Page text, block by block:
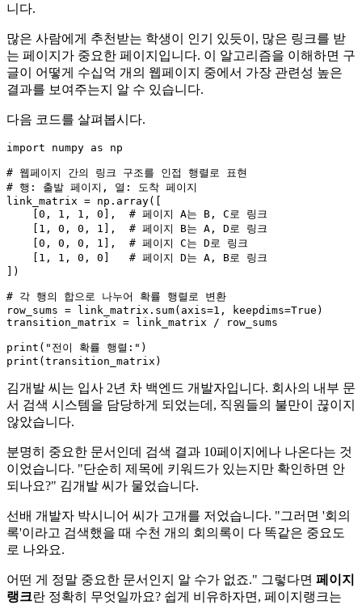
니다.
많은 사람에게 추천받는 학생이 인기 있듯이, 많은 링크를 받
는 페이지가 중요한 페이지입니다. 이 알고리즘을 이해하면 구
글이 어떻게 수십억 개의 웹페이지 중에서 가장 관련성 높은
결과를 보여주는지 알 수 있습니다.
다음 코드를 살펴봅시다.
import numpy as np
# 웹페이지 간의 링크 구조를 인접 행렬로 표현
# 행: 출발 페이지, 열: 도착 페이지
link_matrix = np.array([
0 , 1 , 1 , 0 ], # 페이지 A는 B, C로 링크
1 , 0 , 0 , 1 ], # 페이지 B는 A, D로 링크
0 , 0 , 0 , 1 ], # 페이지 C는 D로 링크
1 , 1 , 0 , 0
# 페이지 D는 A, B로 링크
])
# 각 행의 합으로 나누어 확률 행렬로 변환
row_sums = link_matrix. sum(axis=1 , keepdims=True )
transition_matrix = link_matrix / row_sums
print ( "전이 확률 행렬:"
print
김개발 씨는 입사 2년 차 백엔드 개발자입니다. 회사의 내부 문
서 검색 시스템을 담당하게 되었는데, 직원들의 불만이 끊이지
않았습니다.
분명히 중요한 문서인데 검색 결과 10페이지에나 나온다는 것
이었습니다. "단순히 제목에 키워드가 있는지만 확인하면 안
되나요?" 김개발 씨가 물었습니다.
선배 개발자 박시니어 씨가 고개를 저었습니다. "그러면 '회의
록'이라고 검색했을 때 수천 개의 회의록이 다 똑같은 중요도
로 나와요.
어떤 게 정말 중요한 문서인지 알 수가 없죠." 그렇다면 페이지
랭크란 정확히 무엇일까요? 쉽게 비유하자면, 페이지랭크는